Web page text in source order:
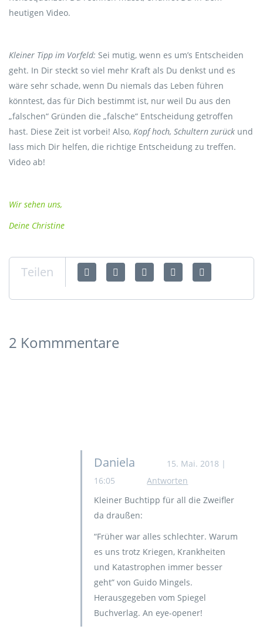
heutigen Video.
Kleiner Tipp im Vorfeld: Sei mutig, wenn es um’s Entscheiden
geht. In Dir steckt so viel mehr Kraft als Du denkst und es
wäre sehr schade, wenn Du niemals das Leben führen
könntest, das für Dich bestimmt ist, nur weil Du aus den
„falschen“ Gründen die „falsche“ Entscheidung getroffen
hast. Diese Zeit ist vorbei! Also, Kopf hoch, Schultern zurück und
lass mich Dir helfen, die richtige Entscheidung zu treffen.
Video ab!
Wir sehen uns,
Deine Christine
Teilen
2 Kommmentare
Daniela
15. Mai. 2018 |
16:05
Antworten
Kleiner Buchtipp für all die Zweifler
da draußen:
“Früher war alles schlechter. Warum
es uns trotz Kriegen, Krankheiten
und Katastrophen immer besser
geht” von Guido Mingels.
Herausgegeben vom Spiegel
Buchverlag. An eye-opener!